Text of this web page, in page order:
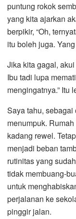
puntung rokok
yang kita ajarkan
berpikir, “Oh,
itu boleh juga.
Jika kita gagal,
Ibu tadi lupa
mengingatnya.” Itu
Saya tahu,
menumpuk.
kadang rewel.
menjadi beban
rutinitas yang
tidak membuang-
untuk
perjalanan ke
pinggir jalan.